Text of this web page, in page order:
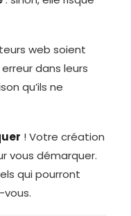
web soient
dans leurs
qu’ils ne
! Votre création
vous démarquer.
qui pourront
vous.